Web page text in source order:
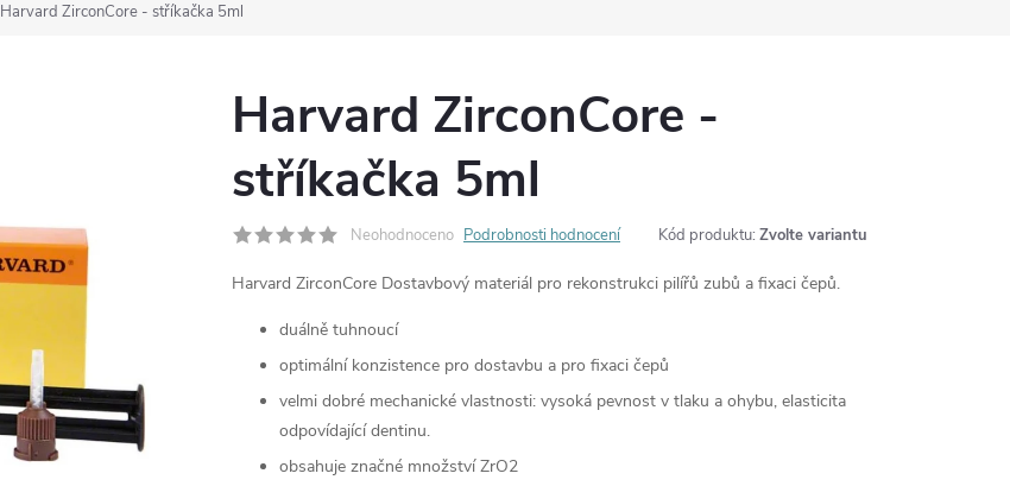
Harvard ZirconCore - stříkačka 5ml
Harvard ZirconCore -
stříkačka 5ml
Neohodnoceno Podrobnosti hodnocení Kód produktu: Zvolte variantu
Harvard ZirconCore Dostavbový materiál pro rekonstrukci pilířů zubů a fixaci čepů.
duálně tuhnoucí
optimální konzistence pro dostavbu a pro fixaci čepů
velmi dobré mechanické vlastnosti: vysoká pevnost v tlaku a ohybu, elasticita
odpovídající dentinu.
obsahuje značné množství ZrO2